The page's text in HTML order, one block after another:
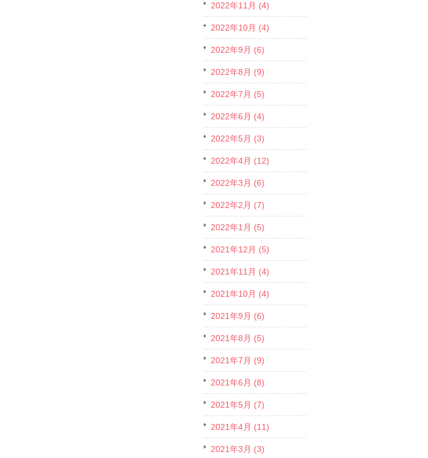
2022年11月 (4)
2022年10月 (4)
2022年9月 (6)
2022年8月 (9)
2022年7月 (5)
2022年6月 (4)
2022年5月 (3)
2022年4月 (12)
2022年3月 (6)
2022年2月 (7)
2022年1月 (5)
2021年12月 (5)
2021年11月 (4)
2021年10月 (4)
2021年9月 (6)
2021年8月 (5)
2021年7月 (9)
2021年6月 (8)
2021年5月 (7)
2021年4月 (11)
2021年3月 (3)